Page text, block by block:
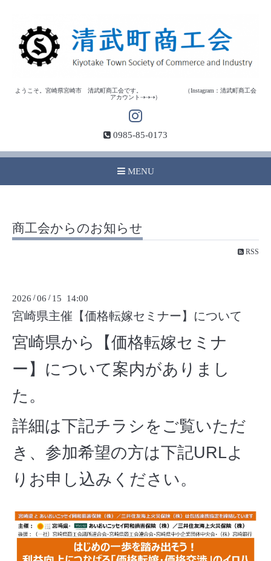
ようこそ。宮崎県宮崎市 清武町商工会です。 （Instagram：清武町商工会
アカウント⇢⇢⇢）
0985-85-0173
MENU
商工会からのお知らせ
RSS
2026 /06 / 15 14:00
宮崎県主催【価格転嫁セミナー】について
宮崎県から【価格転嫁セミナ
ー】について案内がありまし
た。
詳細は下記チラシをご覧いただ
き、参加希望の方は下記URLよ
りお申し込みください。